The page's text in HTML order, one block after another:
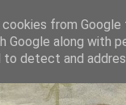
from
Google along with
detect and